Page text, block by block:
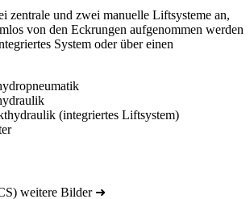
zentrale und zwei manuelle Liftsysteme an,
von den Eckrungen aufgenommen werden
System oder über einen
(integriertes Liftsystem)
weitere Bilder➜